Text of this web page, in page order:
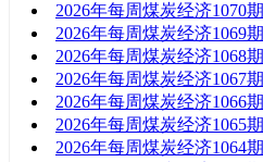
2026年每周煤炭经济1070期
2026年每周煤炭经济1069期
2026年每周煤炭经济1068期
2026年每周煤炭经济1067期
2026年每周煤炭经济1066期
2026年每周煤炭经济1065期
2026年每周煤炭经济1064期